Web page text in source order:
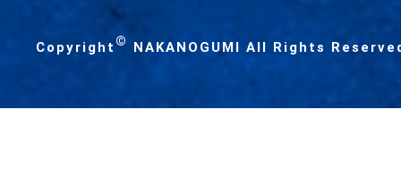
Copyright © NAKANOGUMI All Rights